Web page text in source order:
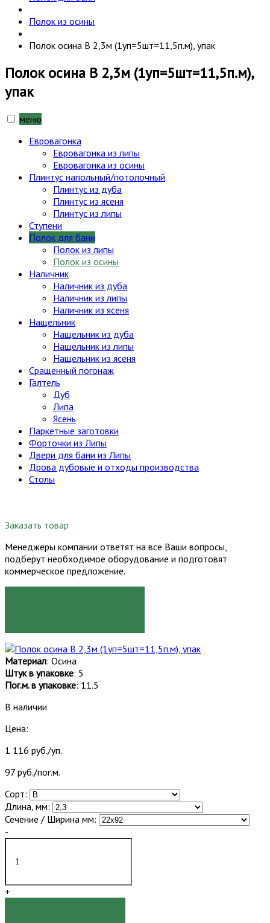
Полок из осины
Полок осина В 2,3м (1уп=5шт=11,5п.м), упак
Полок осина В 2,3м (1уп=5шт=11,5п.м),
упак
меню
Евровагонка
Евровагонка из липы
Евровагонка из осины
Плинтус напольный/потолочный
Плинтус из дуба
Плинтус из ясеня
Плинтус из липы
Ступени
Полок для бани
Полок из липы
Полок из осины
Наличник
Наличник из дуба
Наличник из липы
Наличник из ясеня
Нащельник
Нащельник из дуба
Нащельник из липы
Нащельник из ясеня
Сращенный погонаж
Галтель
Дуб
Липа
Ясень
Паркетные заготовки
Форточки из Липы
Двери для бани из Липы
Дрова дубовые и отходы производства
Столы
Заказать товар
Менеджеры компании ответят на все Ваши вопросы,
подберут необходимое оборудование и подготовят
коммерческое предложение.
Материал: Осина
Штук в упаковке: 5
Пог.м. в упаковке: 11.5
В наличии
Цена:
1 116 руб./уп.
97 руб./пог.м.
Сорт:
Длина, мм:
Сечение / Ширина мм:
-
+